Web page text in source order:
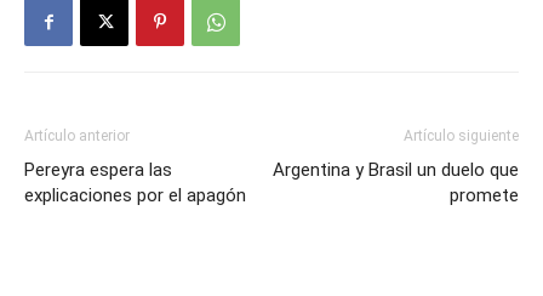
Artículo anterior
Pereyra espera las
explicaciones por el apagón
Artículo siguiente
Argentina y Brasil un duelo que
promete